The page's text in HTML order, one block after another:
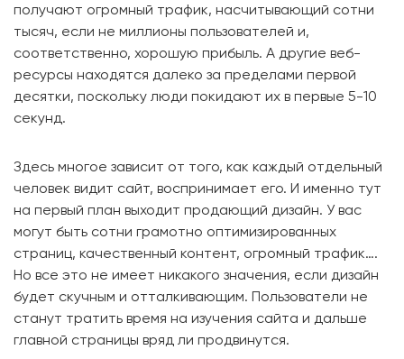
получают огромный трафик, насчитывающий сотни
тысяч, если не миллионы пользователей и,
соответственно, хорошую прибыль. А другие веб-
ресурсы находятся далеко за пределами первой
десятки, поскольку люди покидают их в первые 5-10
секунд.
Здесь многое зависит от того, как каждый отдельный
человек видит сайт, воспринимает его. И именно тут
на первый план выходит продающий дизайн. У вас
могут быть сотни грамотно оптимизированных
страниц, качественный контент, огромный трафик….
Но все это не имеет никакого значения, если дизайн
будет скучным и отталкивающим. Пользователи не
станут тратить время на изучения сайта и дальше
главной страницы вряд ли продвинутся.